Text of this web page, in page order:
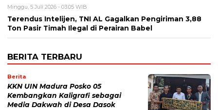
Minggu, 5 Juli 2026 - 03:05 WIB
Terendus Intelijen, TNI AL Gagalkan Pengiriman 3,88
Ton Pasir Timah Ilegal di Perairan Babel
BERITA TERBARU
Berita
KKN UIN Madura Posko 05
Kembangkan Kaligrafi sebagai
Media Dakwah di Desa Dasok